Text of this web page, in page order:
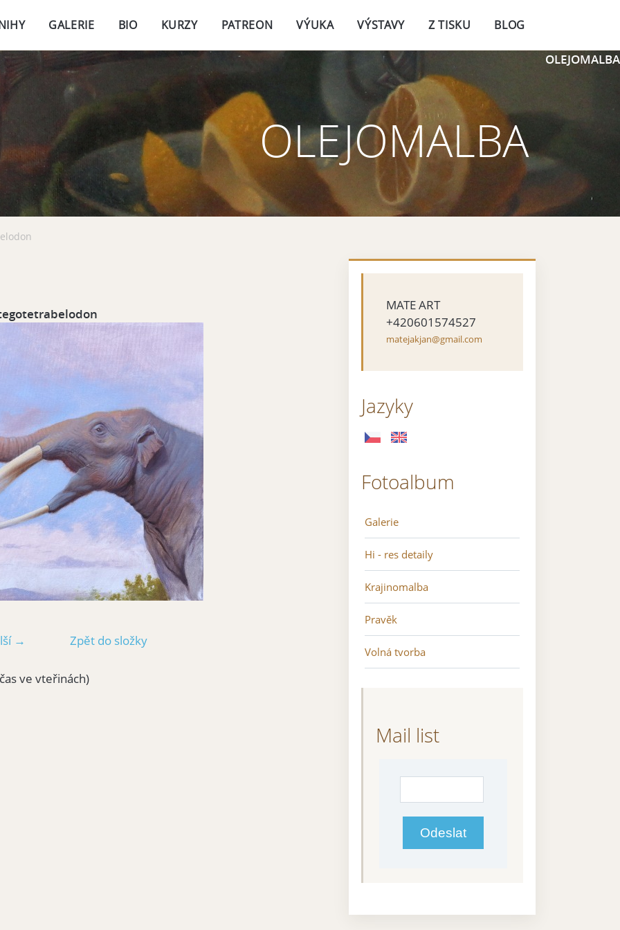
GALERIE BIO KURZY PATREON VÝUKA VÝSTAVY Z TISKU BLOG
OLEJOMALBA
OLEJOMALBA
→ Zpět do složky
ve vteřinách)
MATE ART
+420601574527
matejakjan@gmail.com
Jazyky
Fotoalbum
Galerie
Hi - res detaily
Krajinomalba
Pravěk
Volná tvorba
Mail list